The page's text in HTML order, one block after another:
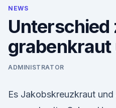
NEWS
Unterschied
grabenkraut
ADMINISTRATOR
Es Jakobskreuzkraut